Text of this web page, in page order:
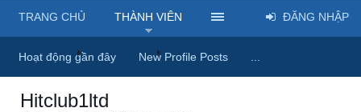
Trang chủ Thành viên Hitclub1ltd
Hitclub1ltd
TRANG CHỦ THÀNH VIÊN
Hoạt động gần đây New Profile Posts
ĐĂNG NHẬP